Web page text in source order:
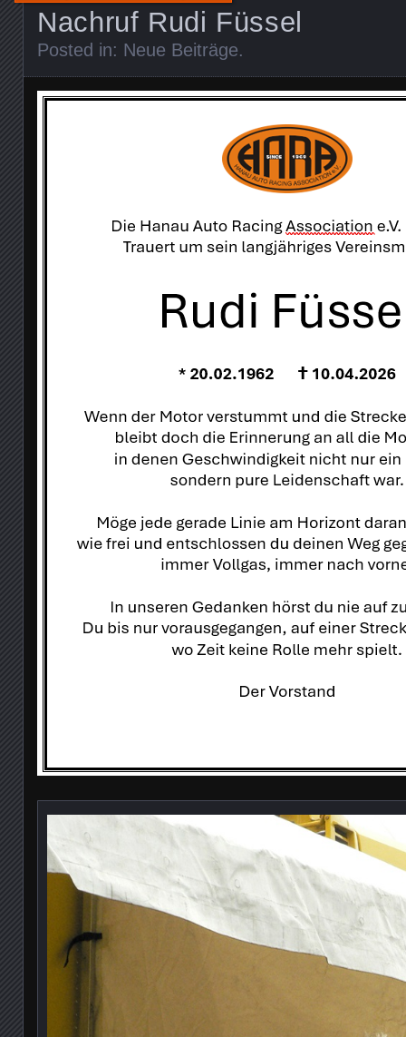
Nachruf Rudi Füssel
Posted in: Neue Beiträge.